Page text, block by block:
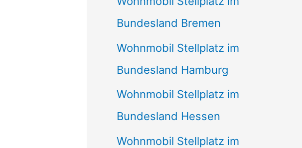
Bundesland Bremen
Wohnmobil Stellplatz im
Bundesland Hamburg
Wohnmobil Stellplatz im
Bundesland Hessen
Wohnmobil Stellplatz im